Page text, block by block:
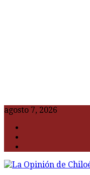
agosto 7, 2026